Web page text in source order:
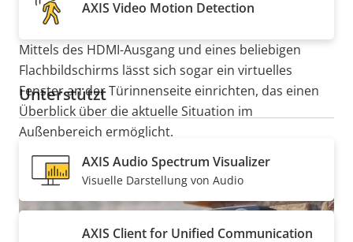
Beleuchtungseinheiten aktiviert, Türen geöffnet
sowie Kameras oder Audioalarme ausgelöst werden.
Mittels des HDMI-Ausgang und eines beliebigen
Flachbildschirms lässt sich sogar ein virtuelles
Fenster an der Türinnenseite einrichten, das einen
Überblick über die aktuelle Situation im
Außenbereich ermöglicht.
AXIS Video Motion Detection
Unterstützt
AXIS Audio Spectrum Visualizer
Visuelle Darstellung von Audio
AXIS Client for Unified Communication